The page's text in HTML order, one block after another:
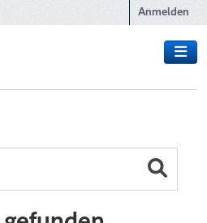
Anmelden